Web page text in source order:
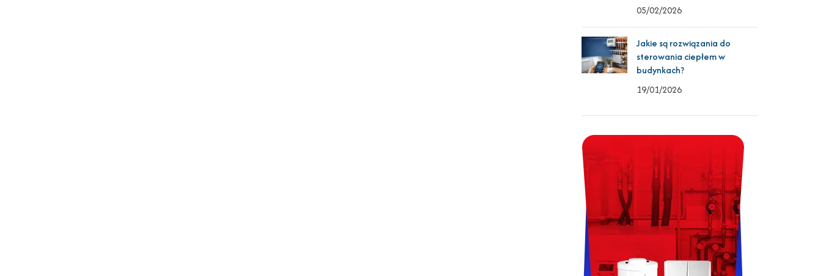
05/02/2026
Jakie są rozwiązania do
sterowania ciepłem w
budynkach?
19/01/2026